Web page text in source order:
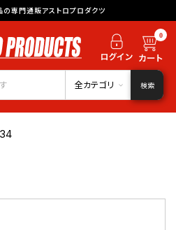
の専門通販アストロプロダクツ
0
全カテゴリ 検索